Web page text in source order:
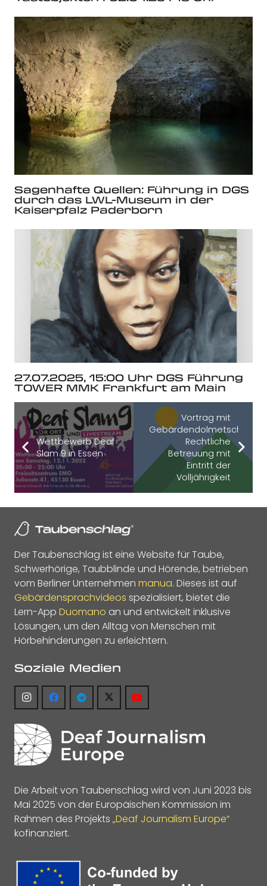
Sagenhafte Quellen: Führung in DGS
durch das LWL-Museum in der
Kaiserpfalz Paderborn
27.07.2025, 15:00 Uhr DGS Führung
TOWER MMK Frankfurt am Main
Wettbewerb Deaf
Slam 9 in Essen
Vortrag mit
Gebärdendolmetscher:
Rechtliche
Betreuung mit
Eintritt der
Volljährigkeit
Der Taubenschlag ist eine Website für Taube,
Schwerhörige, Taubblinde und Hörende, betrieben
vom Berliner Unternehmen manua. Dieses ist auf
Gebärdensprachvideos spezialisiert, bietet die
Lern-App Duomano an und entwickelt inklusive
Lösungen, um den Alltag von Menschen mit
Hörbehinderungen zu erleichtern.
Soziale Medien
Die Arbeit von Taubenschlag wird von Juni 2023 bis
Mai 2025 von der Europäischen Kommission im
Rahmen des Projekts „Deaf Journalism Europe“
kofinanziert.